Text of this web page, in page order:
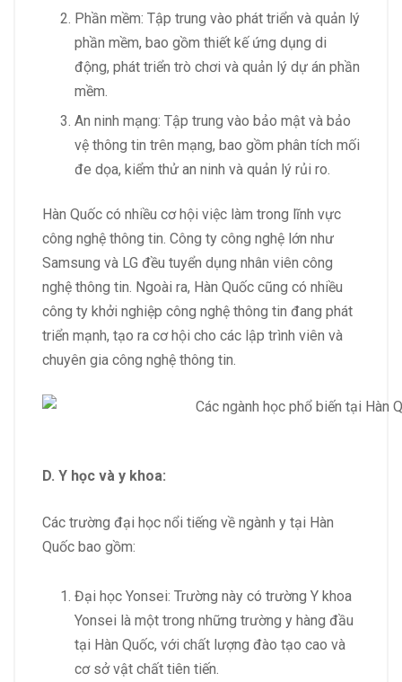
Phần mềm: Tập trung vào phát triển và quản lý
phần mềm, bao gồm thiết kế ứng dụng di
động, phát triển trò chơi và quản lý dự án phần
mềm.
An ninh mạng: Tập trung vào bảo mật và bảo
vệ thông tin trên mạng, bao gồm phân tích mối
đe dọa, kiểm thử an ninh và quản lý rủi ro.
Hàn Quốc có nhiều cơ hội việc làm trong lĩnh vực
công nghệ thông tin. Công ty công nghệ lớn như
Samsung và LG đều tuyển dụng nhân viên công
nghệ thông tin. Ngoài ra, Hàn Quốc cũng có nhiều
công ty khởi nghiệp công nghệ thông tin đang phát
triển mạnh, tạo ra cơ hội cho các lập trình viên và
chuyên gia công nghệ thông tin.
D. Y học và y khoa:
Các trường đại học nổi tiếng về ngành y tại Hàn
Quốc bao gồm:
Đại học Yonsei: Trường này có trường Y khoa
Yonsei là một trong những trường y hàng đầu
tại Hàn Quốc, với chất lượng đào tạo cao và
cơ sở vật chất tiên tiến.